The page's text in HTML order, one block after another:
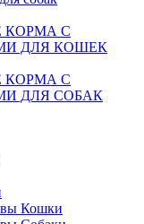
КОРМА С
ДЛЯ КОШЕК
КОРМА С
ДЛЯ СОБАК
Кошки